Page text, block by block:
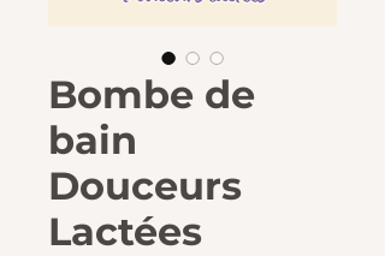
Bombe de
bain
Douceurs
Lactées